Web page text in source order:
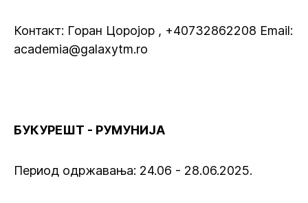
Контакт: Горан Цоројор , +40732862208 Email:
academia@galaxytm.ro
БУКУРЕШТ - РУМУНИЈА
Период одржавања: 24.06 - 28.06.2025.